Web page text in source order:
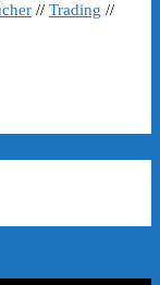
// Trading //